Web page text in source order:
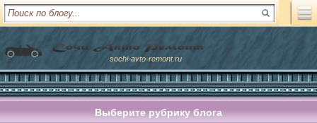
sochi-avto-remont.ru
Выберите рубрику блога